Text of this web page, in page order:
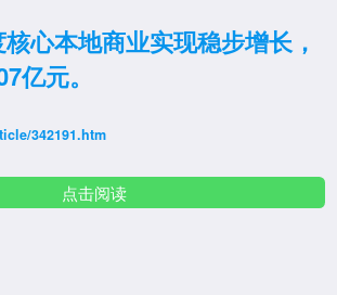
心本地商业实现稳步增长，
亿元。
342191.htm
点击阅读